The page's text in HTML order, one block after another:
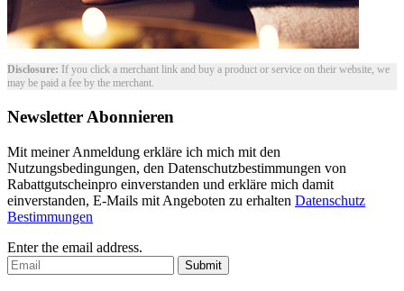
Disclosure: If you click a merchant link and buy a product or service on their website, we
may be paid a fee by the merchant.
Newsletter Abonnieren
Mit meiner Anmeldung erkläre ich mich mit den
Nutzungsbedingungen, den Datenschutzbestimmungen von
Rabattgutscheinpro einverstanden und erkläre mich damit
einverstanden, E-Mails mit Angeboten zu erhalten Datenschutz
Bestimmungen
Enter the email address.
Submit